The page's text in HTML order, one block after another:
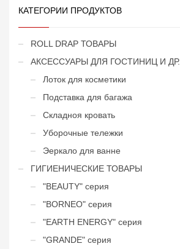
КАТЕГОРИИ ПРОДУКТОВ
ROLL DRAP ТОВАРЫ
АКСЕССУАРЫ ДЛЯ ГОСТИНИЦ И ДР.
Лоток для косметики
Подставка для багажа
Складноя кровать
Уборочные тележки
Эеркало для ванне
ГИГИЕНИЧЕСКИЕ ТОВАРЫ
"BEAUTY" серия
"BORNEO" серия
"EARTH ENERGY" серия
"GRANDE" серия